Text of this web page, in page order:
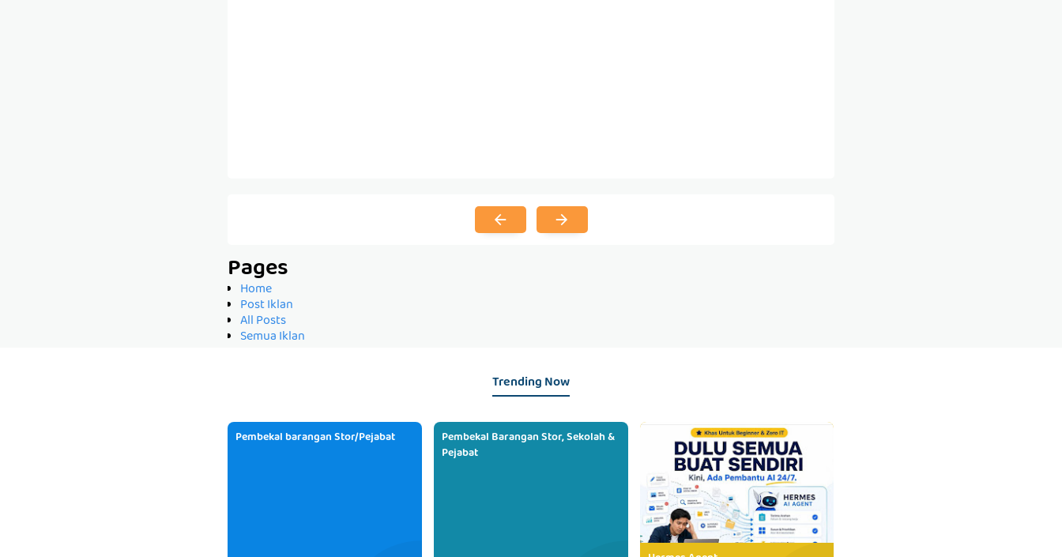
Pages
Home
Post Iklan
All Posts
Semua Iklan
Trending Now
Pembekal barangan Stor/Pejabat
Pembekal Barangan Stor, Sekolah &
Pejabat